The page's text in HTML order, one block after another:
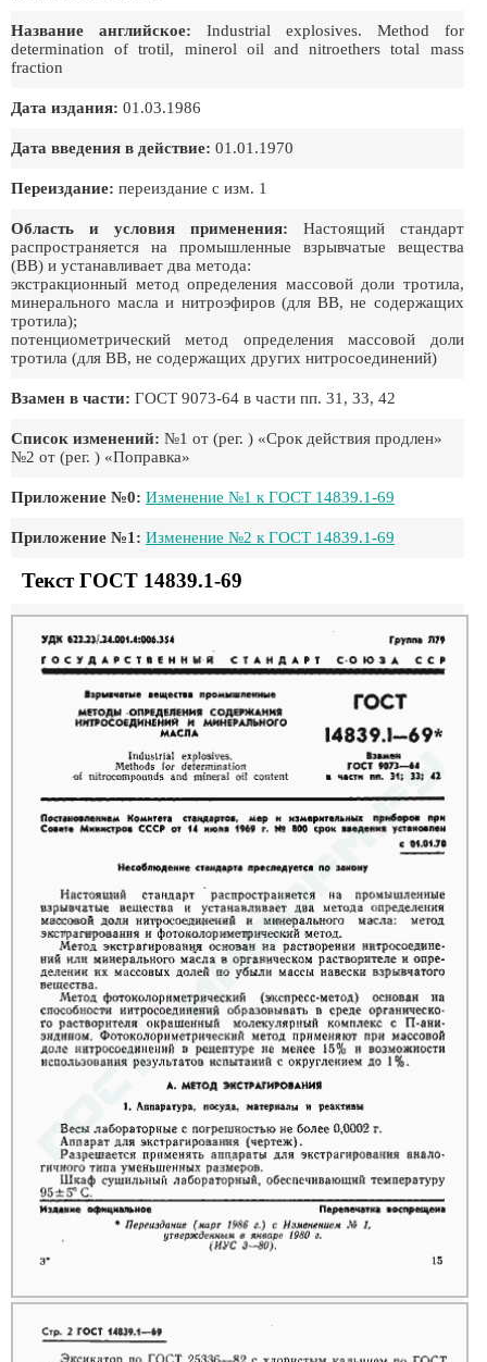
Название английское: Industrial explosives. Method for
determination of trotil, minerol oil and nitroethers total mass
fraction
Дата издания: 01.03.1986
Дата введения в действие: 01.01.1970
Переиздание: переиздание с изм. 1
Область и условия применения: Настоящий стандарт
распространяется на промышленные взрывчатые вещества
(ВВ) и устанавливает два метода:
экстракционный метод определения массовой доли тротила,
минерального масла и нитроэфиров (для ВВ, не содержащих
тротила);
потенциометрический метод определения массовой доли
тротила (для ВВ, не содержащих других нитросоединений)
Взамен в части: ГОСТ 9073-64 в части пп. 31, 33, 42
Список изменений: №1 от (рег. ) «Срок действия продлен»
№2 от (рег. ) «Поправка»
Приложение №0: Изменение №1 к ГОСТ 14839.1-69
Приложение №1: Изменение №2 к ГОСТ 14839.1-69
Текст ГОСТ 14839.1-69